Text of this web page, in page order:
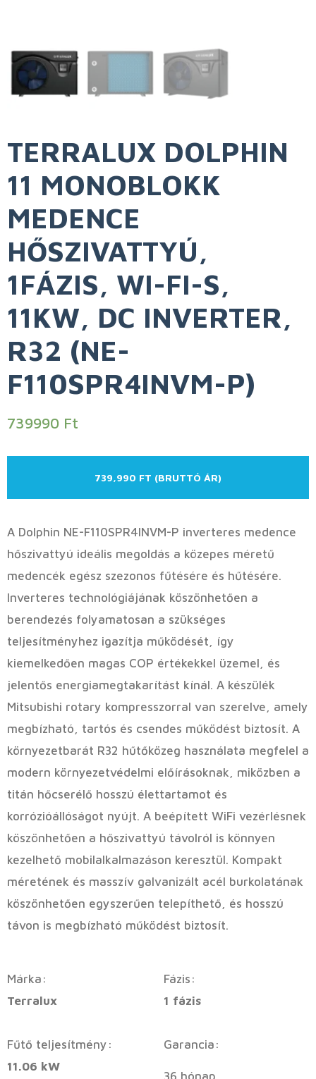
TERRALUX DOLPHIN
11 MONOBLOKK
MEDENCE
HŐSZIVATTYÚ,
1FÁZIS, WI-FI-S,
11KW, DC INVERTER,
R32 (NE-
F110SPR4INVM-P)
739990 Ft
739,990 FT (BRUTTÓ ÁR)
A Dolphin NE-F110SPR4INVM-P inverteres medence
hőszivattyú ideális megoldás a közepes méretű
medencék egész szezonos fűtésére és hűtésére.
Inverteres technológiájának köszönhetően a
berendezés folyamatosan a szükséges
teljesítményhez igazítja működését, így
kiemelkedően magas COP értékekkel üzemel, és
jelentős energiamegtakarítást kínál. A készülék
Mitsubishi rotary kompresszorral van szerelve, amely
megbízható, tartós és csendes működést biztosít. A
környezetbarát R32 hűtőközeg használata megfelel a
modern környezetvédelmi előírásoknak, miközben a
titán hőcserélő hosszú élettartamot és
korrózióállóságot nyújt. A beépített WiFi vezérlésnek
köszönhetően a hőszivattyú távolról is könnyen
kezelhető mobilalkalmazáson keresztül. Kompakt
méretének és masszív galvanizált acél burkolatának
köszönhetően egyszerűen telepíthető, és hosszú
távon is megbízható működést biztosít.
Márka:
Terralux
Fázis:
1 fázis
Fűtő teljesítmény:
11.06 kW
Garancia: